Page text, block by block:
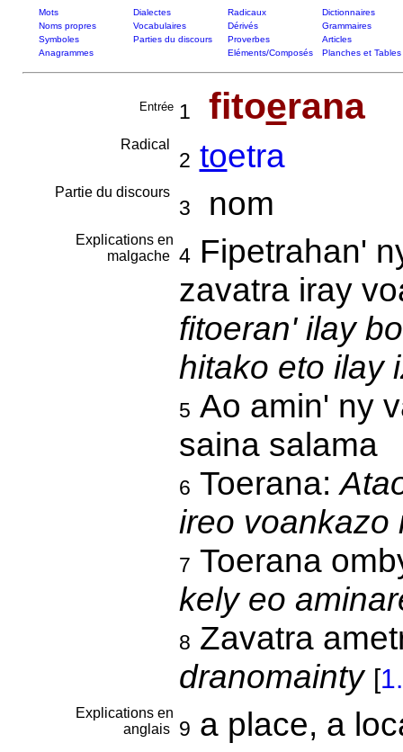
Mots Dialectes Radicaux
Dictionnaires
Noms propres
Vocabulaires Dérivés
Grammaires
Symboles
Parties du discours Proverbes
Articles
Anagrammes
Eléments/Composés Planches et Tables
Entrée 1 fitoerana
Radical
2 toetra
Partie du discours
3 nom
Explications en
malgache 4Fipetrahan'
zavatra iray
fitoeran' ilay
hitako eto ilay
5 Ao amin' ny
saina salama
6 Toerana:
ireo voankazo
7 Toerana
kely eo
8 Zavatra
dranomainty [
Explications en
anglais
9 a place, a